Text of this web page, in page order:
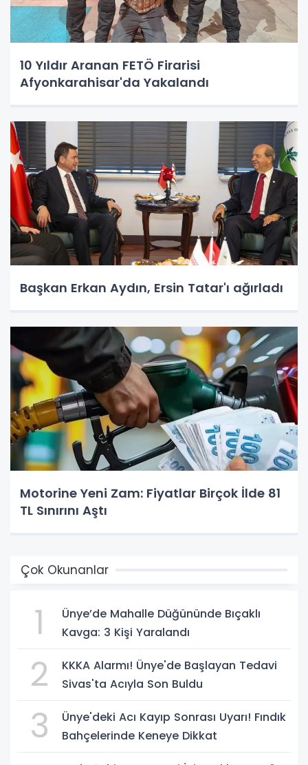
10 Yıldır Aranan FETÖ Firarisi
Afyonkarahisar'da Yakalandı
Başkan Erkan Aydın, Ersin Tatar'ı ağırladı
Motorine Yeni Zam: Fiyatlar Birçok İlde 81
TL Sınırını Aştı
Çok Okunanlar
1
Ünye’de Mahalle Düğününde Bıçaklı
Kavga: 3 Kişi Yaralandı
2
KKKA Alarmı! Ünye'de Başlayan Tedavi
Sivas'ta Acıyla Son Buldu
3
Ünye'deki Acı Kayıp Sonrası Uyarı! Fındık
Bahçelerinde Keneye Dikkat